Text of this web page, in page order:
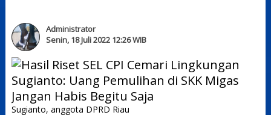
Administrator
Senin, 18 Juli 2022 12:26 WIB
Sugianto, anggota DPRD Riau